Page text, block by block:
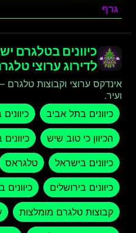
גרף
כיוונים בטלגרם
לדירוג ערוצי
אינדקס ערוצי וקבוצות טלגרם
ועיר.
כיוונים בתל אביב
הכיוון כי טוב שיש
כיוונים בישראל טלגראס
כיוונים בירושלים כיוונים
קבוצות טלגרם מומלצות